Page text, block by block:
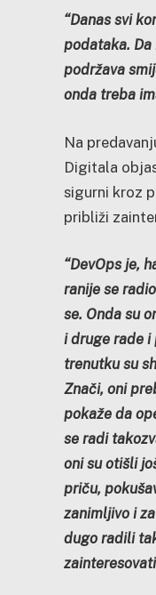
“Danas svi
podataka.
podržava
onda treba
Na
Digitala
sigurni kroz
približi
“DevOps je,
ranije se
se. Onda su
i druge rade i
trenutku su
Znači, oni
pokaže da
se radi
oni su otišli
priču,
zanimljivo i
dugo radili